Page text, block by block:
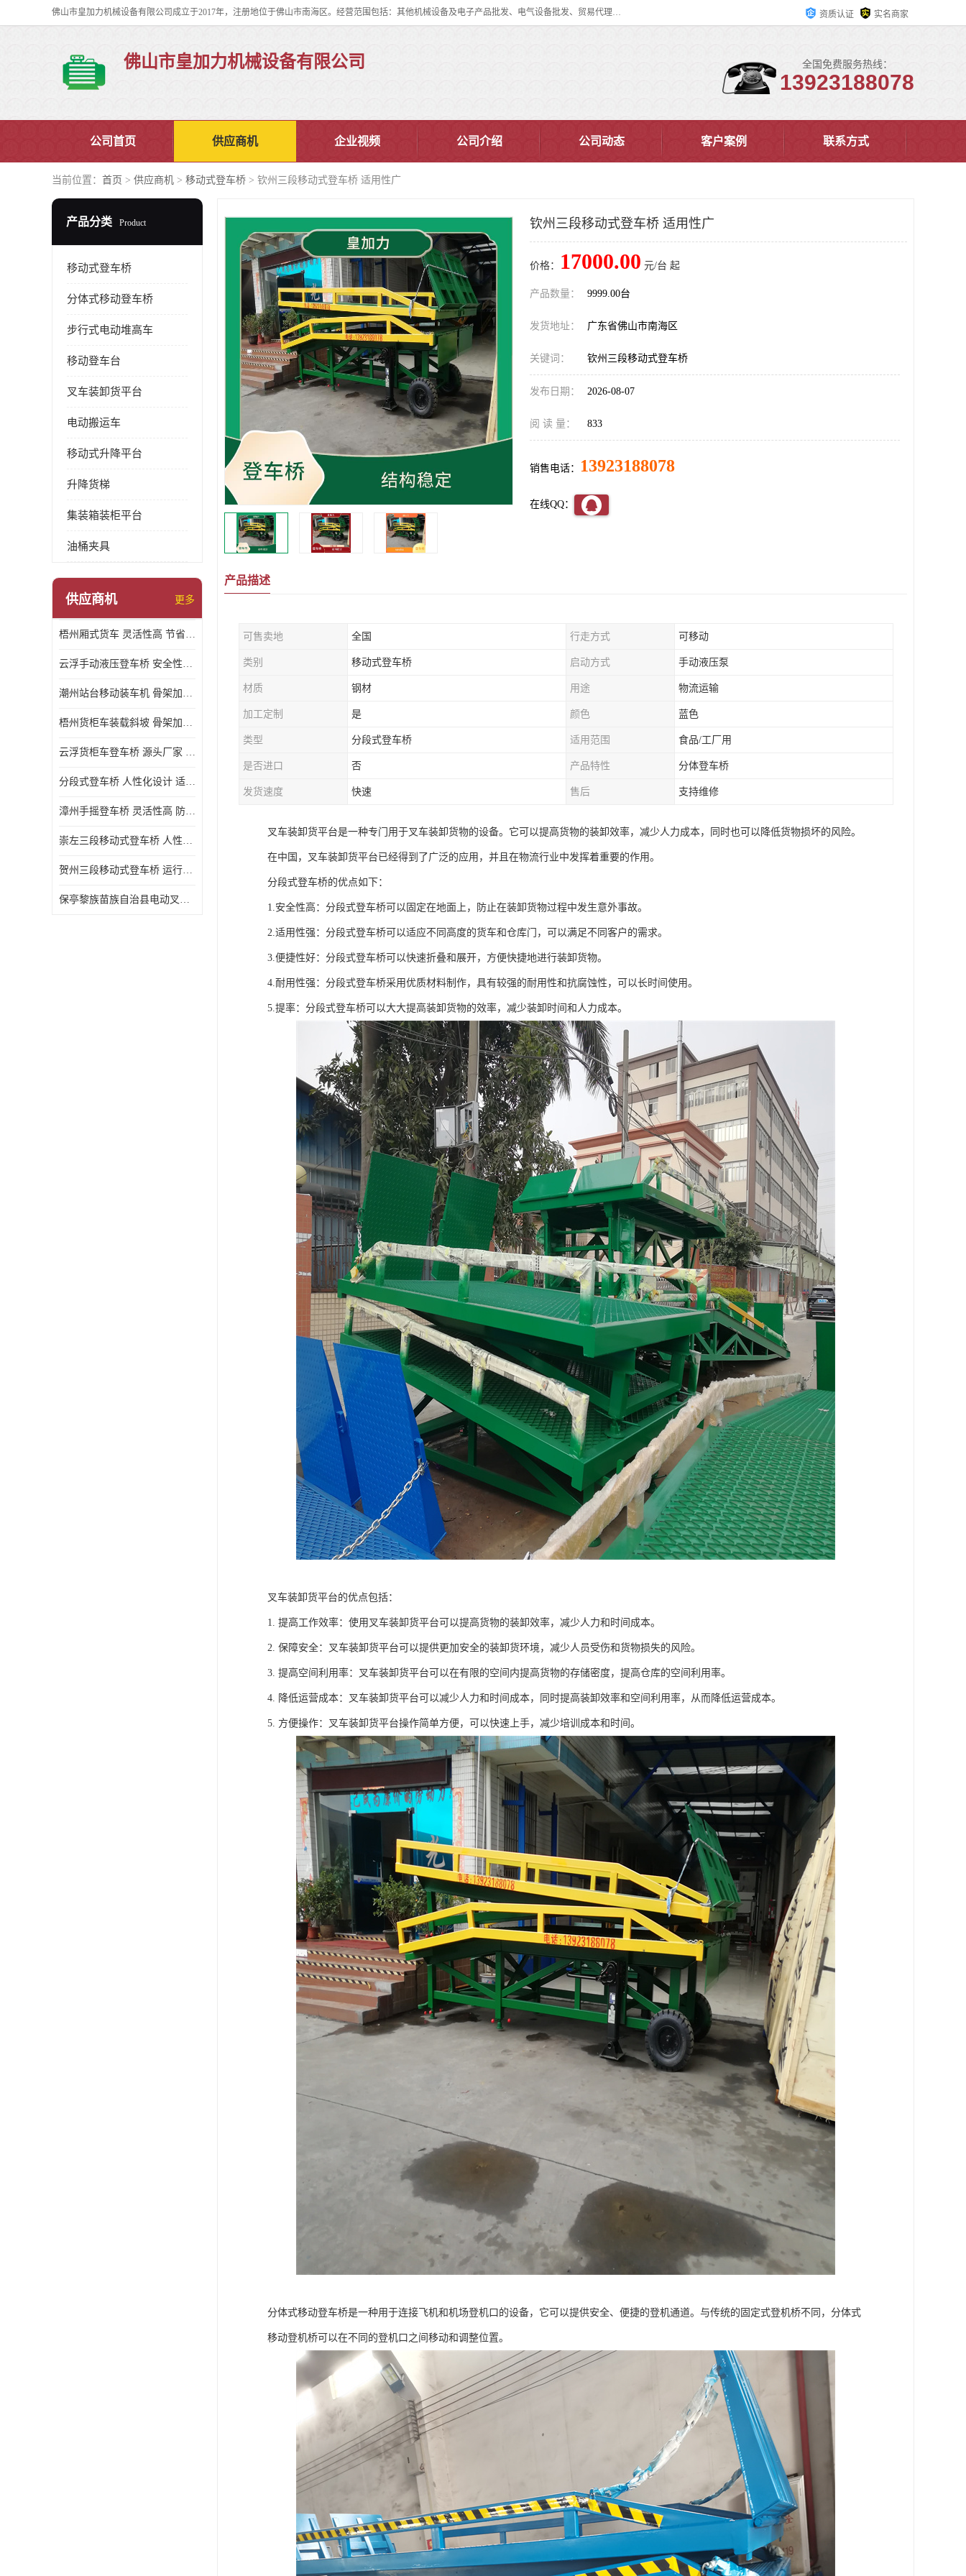
佛山市皇加力机械设备有限公司成立于2017年，注册地位于佛山市南海区。经营范围包括：其他机械设备及电子产品批发、电气设备批发、贸易代理、五金产品批发等；主要产品有：移动式登车桥、叉车装卸货平台、移动式升降机、升降货梯、油桶夹具、电动堆高车。 资质认证 实名商家
佛山市皇加力机械设备有限公司 全国免费服务热线：
13923188078
公司首页 供应商机 企业视频 公司介绍 公司动态 客户案例 联系方式
当前位置： 首页 > 供应商机 > 移动式登车桥 > 钦州三段移动式登车桥 适用性广
产品分类 Product
移动式登车桥
分体式移动登车桥
步行式电动堆高车
移动登车台
叉车装卸货平台
电动搬运车
移动式升降平台
升降货梯
集装箱装柜平台
油桶夹具
供应商机 更多
梧州厢式货车 灵活性高 节省空间
云浮手动液压登车桥 安全性较高 节省空间
潮州站台移动装车机 骨架加密 承载更强 皇加力机械设备厂
梧州货柜车装载斜坡 骨架加密 承载更强 皇加力机械设备厂
云浮货柜车登车桥 源头厂家 提高装卸作业效率
分段式登车桥 人性化设计 适用性广
漳州手摇登车桥 灵活性高 防滑性能好
崇左三段移动式登车桥 人性化设计 防滑性能好
贺州三段移动式登车桥 运行可靠 防滑性能好
保亭黎族苗族自治县电动叉车 性能稳定 运行平稳
钦州三段移动式登车桥 适用性广
价格： 17000.00 元/台 起
产品数量： 9999.00台
发货地址： 广东省佛山市南海区
关键词： 钦州三段移动式登车桥
发布日期： 2026-08-07
阅 读 量： 833
销售电话： 13923188078
在线QQ：
产品描述
可售卖地 全国 行走方式 可移动
类别 移动式登车桥 启动方式 手动液压泵
材质 钢材 用途 物流运输
加工定制 是 颜色 蓝色
类型 分段式登车桥 适用范围 食品/工厂用
是否进口 否 产品特性 分体登车桥
发货速度 快速 售后 支持维修
叉车装卸货平台是一种专门用于叉车装卸货物的设备。它可以提高货物的装卸效率，减少人力成本，同时也可以降低货物损坏的风险。
在中国，叉车装卸货平台已经得到了广泛的应用，并且在物流行业中发挥着重要的作用。
分段式登车桥的优点如下：
1.安全性高：分段式登车桥可以固定在地面上，防止在装卸货物过程中发生意外事故。
2.适用性强：分段式登车桥可以适应不同高度的货车和仓库门，可以满足不同客户的需求。
3.便捷性好：分段式登车桥可以快速折叠和展开，方便快捷地进行装卸货物。
4.耐用性强：分段式登车桥采用优质材料制作，具有较强的耐用性和抗腐蚀性，可以长时间使用。
5.提率：分段式登车桥可以大大提高装卸货物的效率，减少装卸时间和人力成本。
叉车装卸货平台的优点包括：
1. 提高工作效率：使用叉车装卸货平台可以提高货物的装卸效率，减少人力和时间成本。
2. 保障安全：叉车装卸货平台可以提供更加安全的装卸货环境，减少人员受伤和货物损失的风险。
3. 提高空间利用率：叉车装卸货平台可以在有限的空间内提高货物的存储密度，提高仓库的空间利用率。
4. 降低运营成本：叉车装卸货平台可以减少人力和时间成本，同时提高装卸效率和空间利用率，从而降低运营成本。
5. 方便操作：叉车装卸货平台操作简单方便，可以快速上手，减少培训成本和时间。
分体式移动登车桥是一种用于连接飞机和机场登机口的设备，它可以提供安全、便捷的登机通道。与传统的固定式登机桥不同，分体式
移动登机桥可以在不同的登机口之间移动和调整位置。